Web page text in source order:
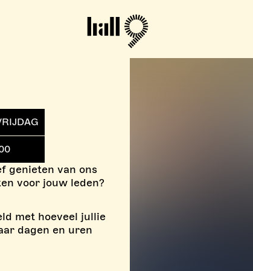
genieten van ons
voor jouw leden?
met hoeveel jullie
dagen en uren